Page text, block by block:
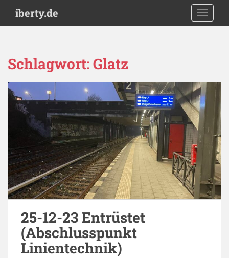
i
iberty.de
Schlagwort:Glatz
25-12-23 Entrüstet
(Abschlusspunkt
Linientechnik)